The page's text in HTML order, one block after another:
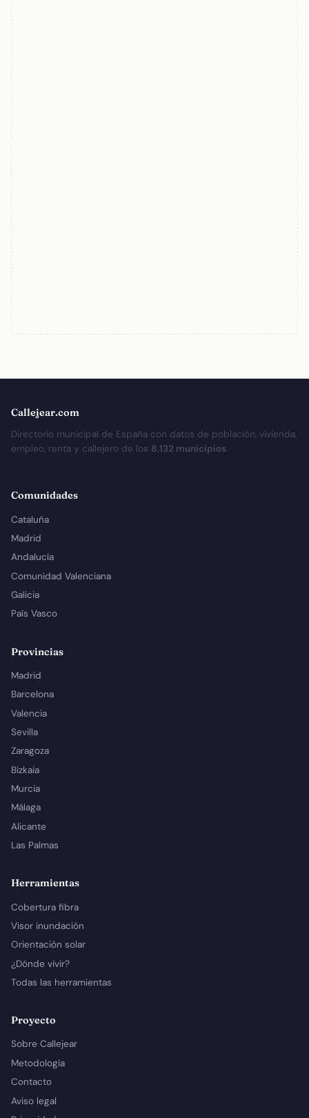
Callejear.com
Directorio municipal de España con datos de población, vivienda,
empleo, renta y callejero de los 8.132 municipios.
Comunidades
Cataluña
Madrid
Andalucía
Comunidad Valenciana
Galicia
País Vasco
Provincias
Madrid
Barcelona
Valencia
Sevilla
Zaragoza
Bizkaia
Murcia
Málaga
Alicante
Las Palmas
Herramientas
Cobertura fibra
Visor inundación
Orientación solar
¿Dónde vivir?
Todas las herramientas
Proyecto
Sobre Callejear
Metodología
Contacto
Aviso legal